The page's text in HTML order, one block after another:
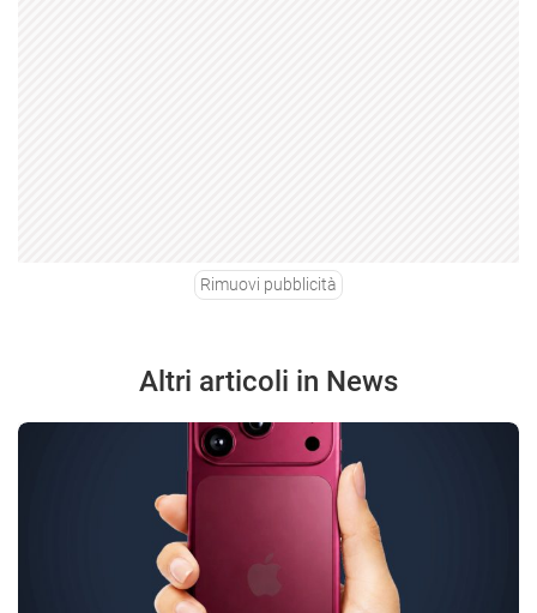
Rimuovi pubblicità
Altri articoli in News